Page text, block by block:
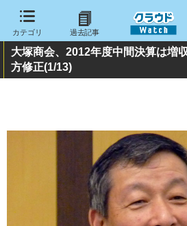
カテゴリ 過去記事
大塚商会、2012年度中間決算は増
方修正(1/13)